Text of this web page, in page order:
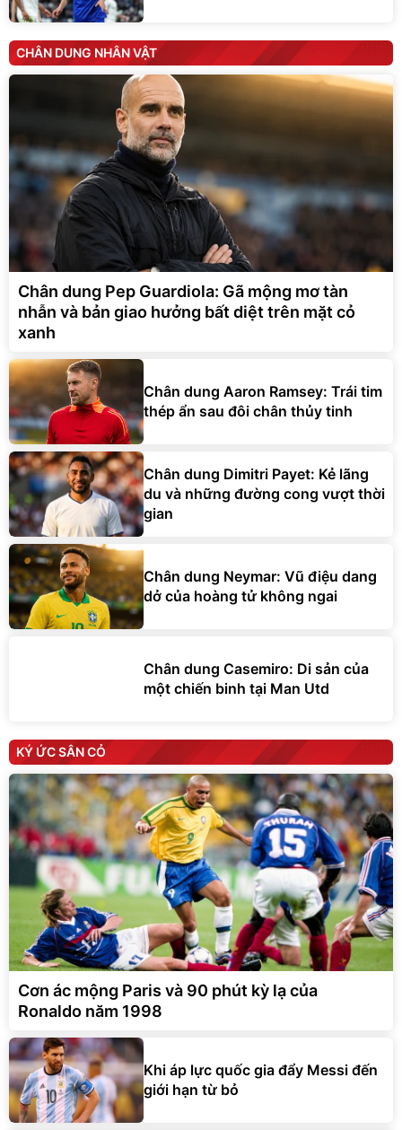
CHÂN DUNG NHÂN VẬT
Chân dung Pep Guardiola: Gã mộng mơ tàn
nhẫn và bản giao hưởng bất diệt trên mặt cỏ
xanh
Chân dung Aaron Ramsey: Trái tim
thép ẩn sau đôi chân thủy tinh
Chân dung Dimitri Payet: Kẻ lãng
du và những đường cong vượt thời
gian
Chân dung Neymar: Vũ điệu dang
dở của hoàng tử không ngai
Chân dung Casemiro: Di sản của
một chiến binh tại Man Utd
KÝ ỨC SÂN CỎ
Cơn ác mộng Paris và 90 phút kỳ lạ của
Ronaldo năm 1998
Khi áp lực quốc gia đẩy Messi đến
giới hạn từ bỏ